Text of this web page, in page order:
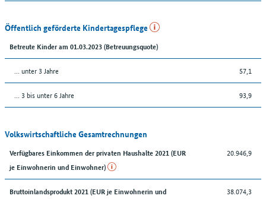
Öffentlich geförderte Kindertagespflege
Betreute Kinder am 01.03.2023 (Betreuungsquote)
… unter 3 Jahre 57,1
… 3 bis unter 6 Jahre 93,9
Volkswirtschaftliche Gesamtrechnungen
Verfügbares Einkommen der privaten Haushalte 2021 (EUR
je Einwohnerin und Einwohner)
20.946,9
Bruttoinlandsprodukt 2021 (EUR je Einwohnerin und
38.074,3